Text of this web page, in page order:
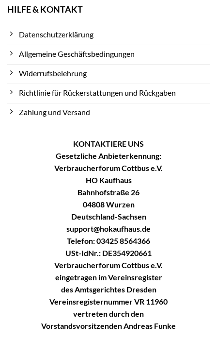
HILFE & KONTAKT
Datenschutzerklärung
Allgemeine Geschäftsbedingungen
Widerrufsbelehrung
Richtlinie für Rückerstattungen und Rückgaben
Zahlung und Versand
KONTAKTIERE UNS
Gesetzliche Anbieterkennung:
Verbraucherforum Cottbus e.V.
HO Kaufhaus
Bahnhofstraße 26
04808 Wurzen
Deutschland-Sachsen
support@hokaufhaus.de
Telefon: 03425 8564366
USt-IdNr.: DE354920661
Verbraucherforum Cottbus e.V.
eingetragen im Vereinsregister
des Amtsgerichtes Dresden
Vereinsregisternummer VR 11960
vertreten durch den
Vorstandsvorsitzenden Andreas Funke